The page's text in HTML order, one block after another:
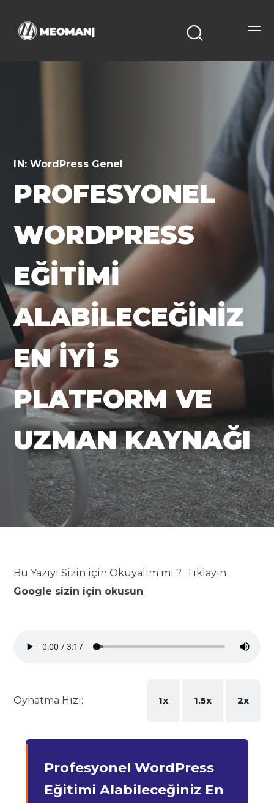
IN: WordPress Genel
PROFESYONEL
WORDPRESS
EĞITIMI
ALABILECEĞINIZ
EN İYI 5
PLATFORM VE
UZMAN KAYNAĞI
Bu Yazıyı Sizin için Okuyalım mı ? Tıklayın
Google sizin için okusun.
Oynatma Hızı: 1x 1.5x 2x
Profesyonel WordPress
Eğitimi Alabileceğiniz En